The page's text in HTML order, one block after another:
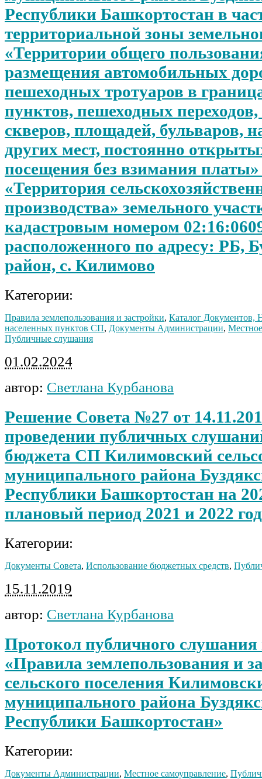
Республики Башкортостан в
территориальной зоны
«Территории общего
размещения автомобильных
пешеходных тротуаров в
пунктов, пешеходных
скверов, площадей, бульваров,
других мест, постоянно
посещения без взимания
«Территория
производства» земельного
кадастровым номером
расположенного по адресу: РБ,
район, с. Килимово
Категории:
Правила землепользования и застройки, Каталог
населенных пунктов СП, Документы Администрации,
Публичные слушания
01.02.2024
автор: Светлана Курбанова
Решение Совета №27 от
проведении публичных
бюджета СП Килимовский
муниципального района
Республики Башкортостан на
плановый период 2021 и 2022
Категории:
Документы Совета, Использование бюджетных средств,
15.11.2019
автор: Светлана Курбанова
Протокол публичного слушания
«Правила землепользования и
сельского поселения
муниципального района
Республики Башкортостан»
Категории:
Документы Администрации, Местное самоуправление,